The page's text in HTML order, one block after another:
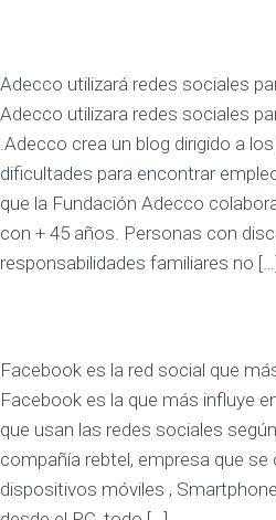
Adecco utilizará redes sociales
Adecco utilizara redes sociales
.Adecco crea un blog dirigido a
dificultades para encontrar
que la Fundación Adecco
con + 45 años. Personas con
responsabilidades familiares no […]
Facebook es la red social que
Facebook es la que más influye
que usan las redes sociales
compañía rebtel, empresa que se
dispositivos móviles ,